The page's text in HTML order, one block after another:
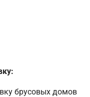
брусовых домов